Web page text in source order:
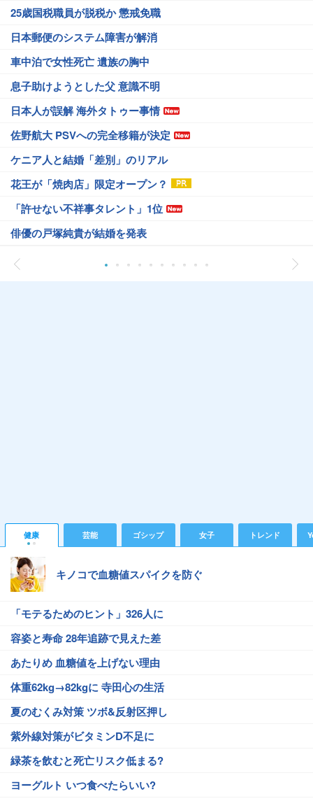
25歳国税職員が脱税か 懲戒免職
日本郵便のシステム障害が解消
車中泊で女性死亡 遺族の胸中
息子助けようとした父 意識不明
日本人が誤解 海外タトゥー事情
佐野航大 PSVへの完全移籍が決定
ケニア人と結婚「差別」のリアル
花王が「焼肉店」限定オープン？
「許せない不祥事タレント」1位
俳優の戸塚純貴が結婚を発表
健康 芸能 ゴシップ 女子 トレンド
キノコで血糖値スパイクを防ぐ
「モテるためのヒント」326人に
容姿と寿命 28年追跡で見えた差
あたりめ 血糖値を上げない理由
体重62kg→82kgに 寺田心の生活
夏のむくみ対策 ツボ&反射区押し
紫外線対策がビタミンD不足に
緑茶を飲むと死亡リスク低まる?
ヨーグルト いつ食べたらいい?